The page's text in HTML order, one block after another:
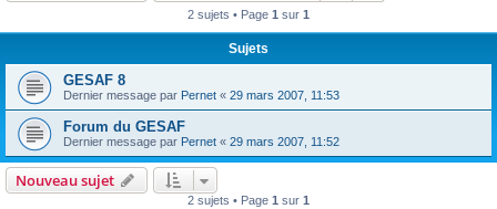
2 sujets • Page 1 sur 1
Sujets
GESAF 8
Dernier message par Pernet « 29 mars 2007, 11:53
Forum du GESAF
Dernier message par Pernet « 29 mars 2007, 11:52
Nouveau sujet
2 sujets • Page 1 sur 1